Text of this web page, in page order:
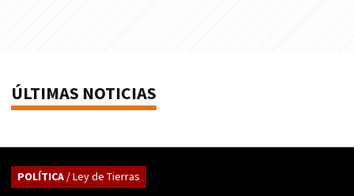
ÚLTIMAS NOTICIAS
POLÍTICA/ Ley de Tierras